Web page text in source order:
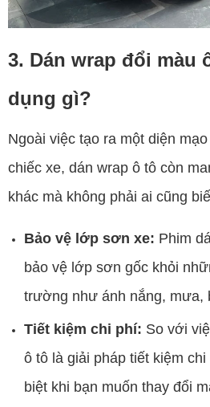
3. Dán wrap đổi màu
dụng gì?
Ngoài việc tạo ra một diện
chiếc xe, dán wrap ô tô còn
khác mà không phải ai cũng
Bảo vệ lớp sơn xe: Phim
bảo vệ lớp sơn gốc khỏi
trường như ánh nắng, mưa,
Tiết kiệm chi phí: So với
ô tô là giải pháp tiết kiệm
biệt khi bạn muốn thay đổi